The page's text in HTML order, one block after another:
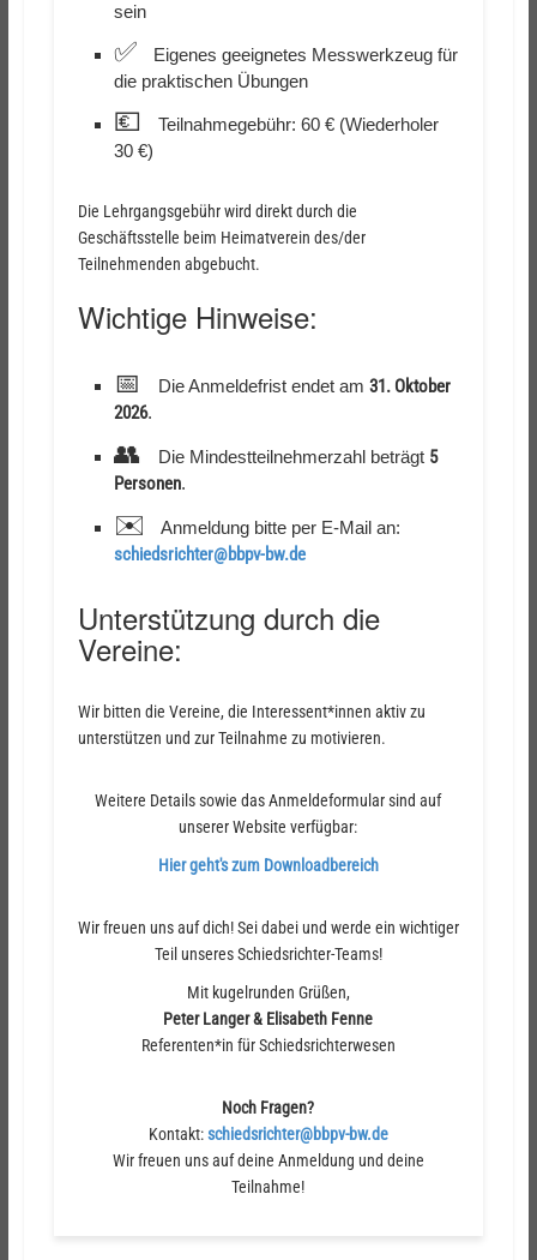
sein
✅
Eigenes geeignetes Messwerkzeug für
die praktischen Übungen
💶
Teilnahmegebühr: 60 € (Wiederholer
30 €)
Die Lehrgangsgebühr wird direkt durch die
Geschäftsstelle beim Heimatverein des/der
Teilnehmenden abgebucht.
Wichtige Hinweise:
📅 Die Anmeldefrist endet am 31. Oktober
2026.
👥 Die Mindestteilnehmerzahl beträgt 5
Personen.
✉️ Anmeldung bitte per E-Mail an:
schiedsrichter@bbpv-bw.de
Unterstützung durch die
Vereine:
Wir bitten die Vereine, die Interessent*innen aktiv zu
unterstützen und zur Teilnahme zu motivieren.
Weitere Details sowie das Anmeldeformular sind auf
unserer Website verfügbar:
Hier geht's zum Downloadbereich
Wir freuen uns auf dich! Sei dabei und werde ein wichtiger
Teil unseres Schiedsrichter-Teams!
Mit kugelrunden Grüßen,
Peter Langer & Elisabeth Fenne
Referenten*in für Schiedsrichterwesen
Noch Fragen?
Kontakt:schiedsrichter@bbpv-bw.de
Wir freuen uns auf deine Anmeldung und deine
Teilnahme!